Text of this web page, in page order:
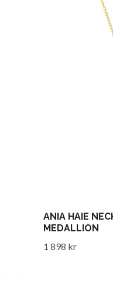
ANIA HAIE
MEDALLION
1 898 kr